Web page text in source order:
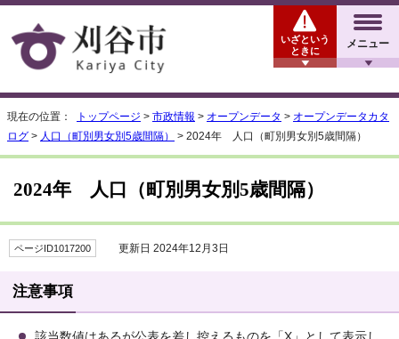
メニュー
いざという
ときに
現在の位置： トップページ > 市政情報 > オープンデータ > オープンデータカタ
ログ > 人口（町別男女別5歳間隔） > 2024年 人口（町別男女別5歳間隔）
2024年 人口（町別男女別5歳間隔）
ページID1017200 更新日 2024年12月3日
注意事項